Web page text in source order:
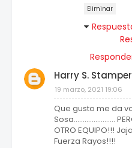
Eliminar
Harry S. Stamper
19 marzo, 2021 19:06
Que gusto me da
Sosa.......................
OTRO EQUIPO!!!
Fuerza Rayos!!!!